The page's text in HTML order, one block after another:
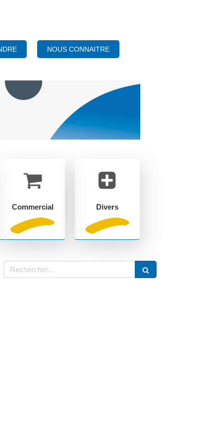
NOUS CONNAITRE
Commercial Divers
Rechercher